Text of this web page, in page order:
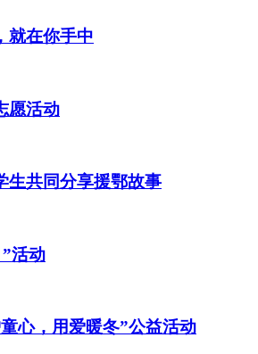
就在你手中
愿活动
生共同分享援鄂故事
活动
心，用爱暖冬”公益活动